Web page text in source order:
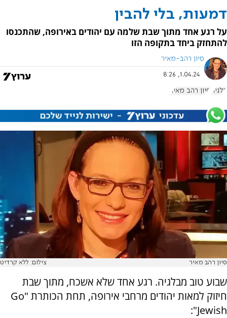
דמעות, בלי להבין
על רגע אחד מתוך שבת שלמה עם יהודים באירופה, שהתכנסו
להתחזק ביחד בתקופה הזו
סיון רהב-מאיר
1.04.24, 8:26
בלגיה סיון רהב מאיר
סיון רהב מאיר צילום: ללא קרדיט
שבוע טוב מבלגיה. רגע אחד שלא אשכח, מתוך שבת
חיזוק למאות יהודים מרחבי אירופה, תחת הכותרת "Go
Jewish":